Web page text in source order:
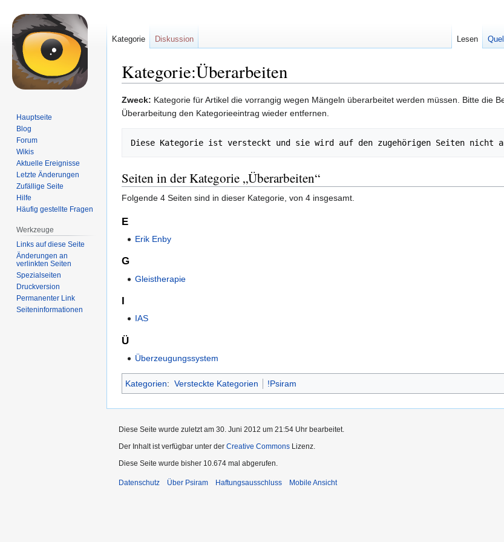
Kategorie:Überarbeiten
Zur
Navigation
Zur
Suche
Zweck: Kategorie für Artikel die vorrangig wegen Mängeln überarbeitet werden müssen. Bitte die
Überarbeitung den Kategorieeintrag wieder entfernen.
Seiten in der Kategorie „Überarbeiten“
Folgende 4 Seiten sind in dieser Kategorie, von 4 insgesamt.
E
Erik Enby
G
Gleistherapie
I
IAS
Ü
Überzeugungssystem
Kategorien: Versteckte Kategorien !Psiram
Kategorie Diskussion Lesen
Hauptseite
Blog
Forum
Wikis
Aktuelle Ereignisse
Letzte Änderungen
Zufällige Seite
Hilfe
Häufig gestellte Fragen
Werkzeuge
Links auf diese Seite
Änderungen an
verlinkten Seiten
Spezialseiten
Druckversion
Permanenter Link
Seiten­informationen
Diese Seite wurde zuletzt am 30. Juni 2012 um 21:54 Uhr bearbeitet.
Der Inhalt ist verfügbar unter der Creative Commons Lizenz.
Diese Seite wurde bisher 10.674 mal abgerufen.
Datenschutz Über Psiram Haftungsausschluss Mobile Ansicht